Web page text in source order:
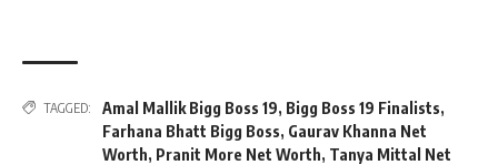
TAGGED: Amal Mallik Bigg Boss 19, Bigg Boss 19 Finalists,
Farhana Bhatt Bigg Boss, Gaurav Khanna Net
Worth, Pranit More Net Worth, Tanya Mittal Net